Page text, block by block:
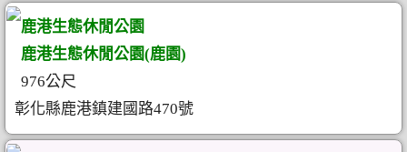
鹿港生態休閒公園
鹿港生態休閒公園(鹿園)
976公尺
彰化縣鹿港鎮建國路470號